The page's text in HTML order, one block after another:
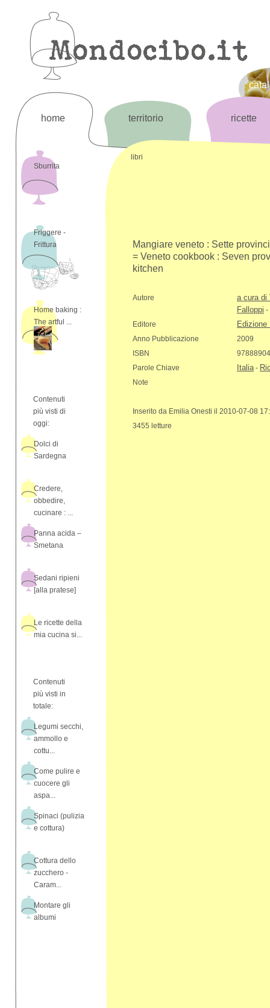
home territorio ricette
Sburrita
Friggere -
Frittura
Home baking :
The artful ...
Contenuti
più visti di
oggi:
Dolci di
Sardegna
Credere,
obbedire,
cucinare : ...
Panna acida –
Smetana
Sedani ripieni
[alla pratese]
Le ricette della
mia cucina si...
Contenuti
più visti in
totale:
Legumi secchi,
ammollo e
cottu...
Come pulire e
cuocere gli
aspa...
Spinaci (pulizia
e cottura)
Cottura dello
zucchero -
Caram...
Montare gli
albumi
libri
Mangiare veneto : Sette
= Veneto cookbook : Seven
kitchen
Autore
a cura di
Falloppi -
Editore
Anno Pubblicazione
2009
ISBN
Parole Chiave
Italia-
Note
Inserito da Emilia Onesti il 2010-07-08
3455 letture